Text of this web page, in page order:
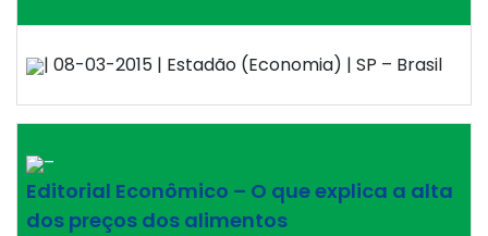
| 08-03-2015 | Estadão (Economia) | SP – Brasil
–
Editorial Econômico – O que explica a alta
dos preços dos alimentos